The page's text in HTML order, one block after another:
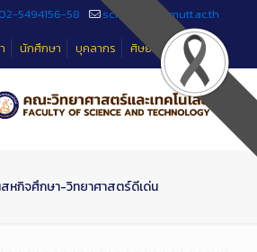
02-5494156-58
sciteched@rmutt.ac.th
นักศึกษา บุคลากร ศิษย์เก่า
หกิจศึกษา-วิทยาศาสตร์ดีเด่น